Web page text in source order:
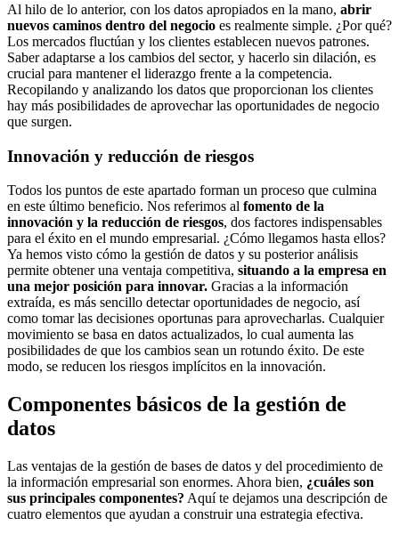
Al hilo de lo anterior, con los datos apropiados en la mano, abrir
nuevos caminos dentro del negocio es realmente simple. ¿Por qué?
Los mercados fluctúan y los clientes establecen nuevos patrones.
Saber adaptarse a los cambios del sector, y hacerlo sin dilación, es
crucial para mantener el liderazgo frente a la competencia.
Recopilando y analizando los datos que proporcionan los clientes
hay más posibilidades de aprovechar las oportunidades de negocio
que surgen.
Innovación y reducción de riesgos
Todos los puntos de este apartado forman un proceso que culmina
en este último beneficio. Nos referimos al fomento de la
innovación y la reducción de riesgos, dos factores indispensables
para el éxito en el mundo empresarial. ¿Cómo llegamos hasta ellos?
Ya hemos visto cómo la gestión de datos y su posterior análisis
permite obtener una ventaja competitiva, situando a la empresa en
una mejor posición para innovar. Gracias a la información
extraída, es más sencillo detectar oportunidades de negocio, así
como tomar las decisiones oportunas para aprovecharlas. Cualquier
movimiento se basa en datos actualizados, lo cual aumenta las
posibilidades de que los cambios sean un rotundo éxito. De este
modo, se reducen los riesgos implícitos en la innovación.
Componentes básicos de la gestión de
datos
Las ventajas de la gestión de bases de datos y del procedimiento de
la información empresarial son enormes. Ahora bien, ¿cuáles son
sus principales componentes? Aquí te dejamos una descripción de
cuatro elementos que ayudan a construir una estrategia efectiva.